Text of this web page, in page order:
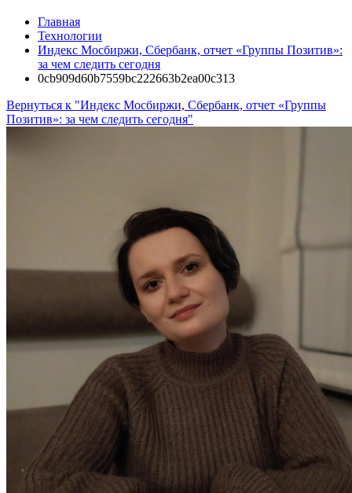
Главная
Технологии
Индекс Мосбиржи, Сбербанк, отчет «Группы Позитив»:
за чем следить сегодня
0cb909d60b7559bc222663b2ea00c313
Вернуться к "Индекс Мосбиржи, Сбербанк, отчет «Группы
Позитив»: за чем следить сегодня"